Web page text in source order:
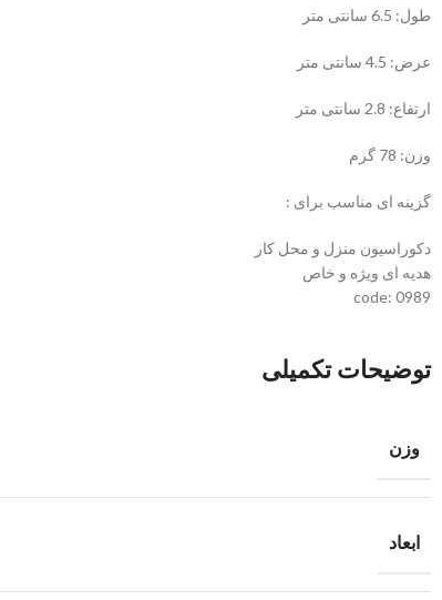
طول: 6.5 سانتی متر
عرض: 4.5 سانتی متر
ارتفاع: 2.8 سانتی متر
وزن: 78 گرم
گزینه ای مناسب برای :
دکوراسیون منزل و محل کار
هدیه ای ویژه و خاص
code: 0989
توضیحات تکمیلی
وزن
ابعاد